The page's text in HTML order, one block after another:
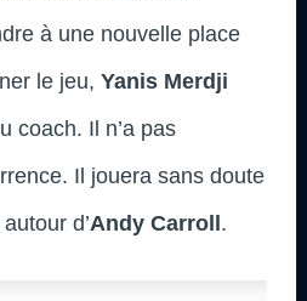
à une nouvelle place
le jeu, Yanis Merdji
coach. Il n’a pas
Il jouera sans doute
d’Andy Carroll.